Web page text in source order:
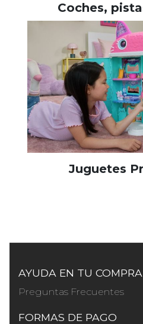
Coches,
Juguetes
AYUDA EN TU COMPRA
Preguntas Frecuentes
FORMAS DE PAGO